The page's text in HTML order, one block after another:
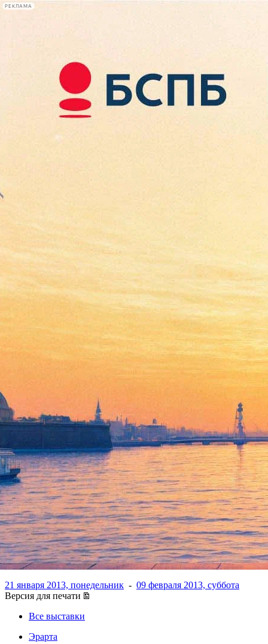
РЕКЛАМА
Сегодня:
2026.08.07
15:42
Афиша Plus
Фотовыставка, посвященная
65-летию Михаила
Барышникова "Балет есть
замок красоты"
21 января 2013, понедельник - 09 февраля 2013, суббота
Версия для печати
Все выставки
Эрарта